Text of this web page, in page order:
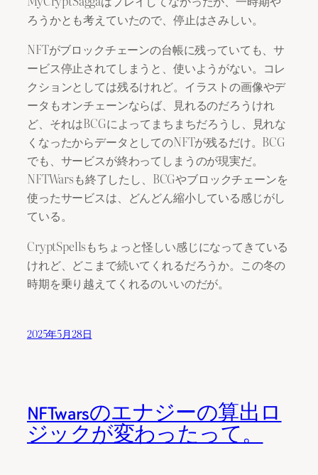
ろうかとも考えていたので、停止はさみしい。
NFTがブロックチェーンの台帳に残っていても、サ
ービス停止されてしまうと、使いようがない。コレ
クションとしては残るけれど。イラストの画像やデ
ータもオンチェーンならば、見れるのだろうけれ
ど、それはBCGによってまちまちだろうし、見れな
くなったからデータとしてのNFTが残るだけ。BCG
でも、サービスが終わってしまうのが現実だ。
NFTWarsも終了したし、BCGやブロックチェーンを
使ったサービスは、どんどん縮小している感じがし
ている。
CryptSpellsもちょっと怪しい感じになってきている
けれど、どこまで続いてくれるだろうか。この冬の
時期を乗り越えてくれるのいいのだが。
2025年5月28日
NFTwarsのエナジーの算出ロ
ジックが変わったって。